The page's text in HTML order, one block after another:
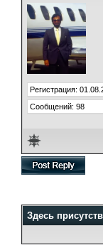
Регистрация:
Сообщений: 98
Здесь